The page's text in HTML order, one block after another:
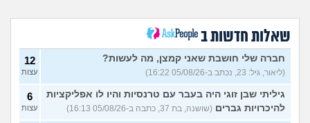
אני מתבייש ולא יודע מה
לעשות בקיץ בים או בריכה
(אנונימי, בן 13)
רופא שיניים נזף בי, דמעתי כל
הטיפול
(תות, בת 34)
6
עד כמה אני מבלבלת בנות
4
שאלות חדשות ב
חברה שלי חושבת שאני קמצן, מה לעשות?
(ליאור, גיל: 23, נכתב ב-05/08/26 16:22)
12
עצות
גיליתי שבן זוגי היה בעבר עם טרנסיות והיו לו אפליקציות
להיכרויות גברים (שושנה, בת 37, כתבה ב-05/08/26 16:13)
6
עצות